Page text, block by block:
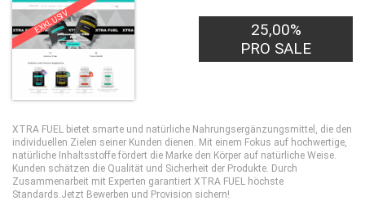
EXKLUSIV
25,00%
PRO SALE
XTRA FUEL bietet smarte und natürliche Nahrungsergänzungsmittel, die den
individuellen Zielen seiner Kunden dienen. Mit einem Fokus auf hochwertige,
natürliche Inhaltsstoffe fördert die Marke den Körper auf natürliche Weise.
Kunden schätzen die Qualität und Sicherheit der Produkte. Durch
Zusammenarbeit mit Experten garantiert XTRA FUEL höchste
Standards.Jetzt Bewerben und Provision sichern!